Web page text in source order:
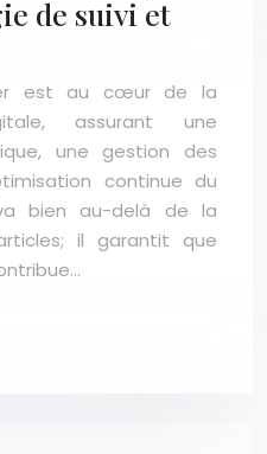
de suivi et
est au cœur de la
assurant une
une gestion des
continue du
bien au-delà de la
il garantit que